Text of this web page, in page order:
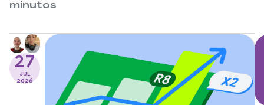
dados biométricos dos wearables da empresa,
(CGM) M1 Live.
minutos
27
JUL
2026